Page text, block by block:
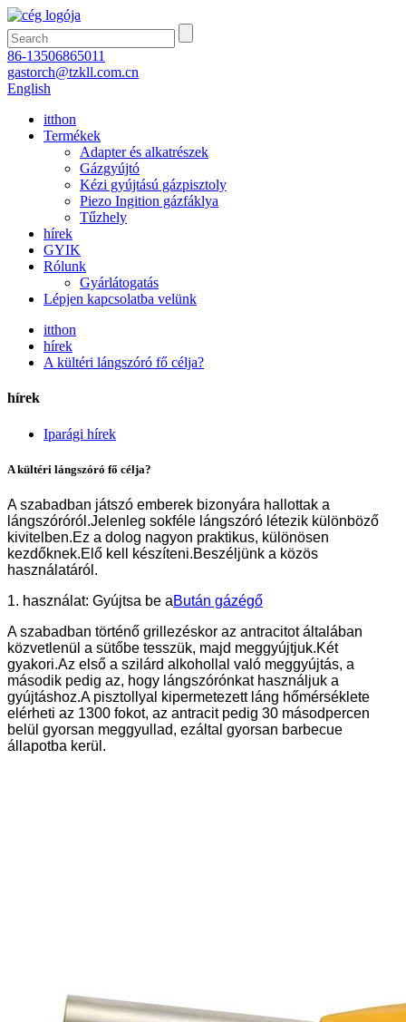
86-13506865011
gastorch@tzkll.com.cn
English
itthon
Termékek
Adapter és alkatrészek
Gázgyújtó
Kézi gyújtású gázpisztoly
Piezo Ingition gázfáklya
Tűzhely
hírek
GYIK
Rólunk
Gyárlátogatás
Lépjen kapcsolatba velünk
itthon
hírek
A kültéri lángszóró fő célja?
hírek
Iparági hírek
A kültéri lángszóró fő célja?
A szabadban játszó emberek bizonyára hallottak a
lángszóróról.Jelenleg sokféle lángszóró létezik különböző
kivitelben.Ez a dolog nagyon praktikus, különösen
kezdőknek.Elő kell készíteni.Beszéljünk a közös
használatáról.
1. használat: Gyújtsa be aBután gázégő
A szabadban történő grillezéskor az antracitot általában
közvetlenül a sütőbe tesszük, majd meggyújtjuk.Két
gyakori.Az első a szilárd alkohollal való meggyújtás, a
második pedig az, hogy lángszórónkat használjuk a
gyújtáshoz.A pisztollyal kipermetezett láng hőmérséklete
elérheti az 1300 fokot, az antracit pedig 30 másodpercen
belül gyorsan meggyullad, ezáltal gyorsan barbecue
állapotba kerül.